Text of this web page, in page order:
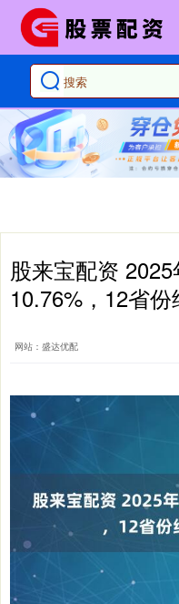
股来宝配资
10.76%，12省
网站：盛达优配